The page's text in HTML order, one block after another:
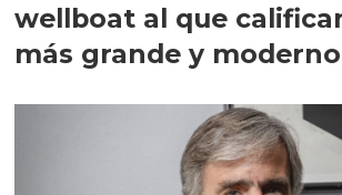
wellboat al que
más grande y moderno